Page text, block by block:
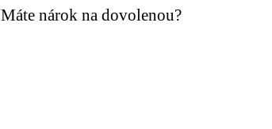
Máte nárok na dovolenou?